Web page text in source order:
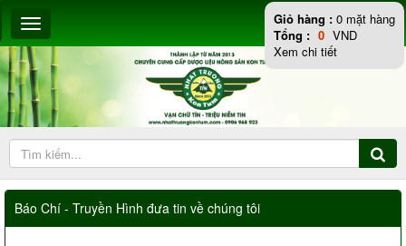
Báo Chí - Truyền Hình đưa tin về chúng tôi
Giỏ hàng : 0 mặt hàng
Tổng : 0 VND
Xem chi tiết